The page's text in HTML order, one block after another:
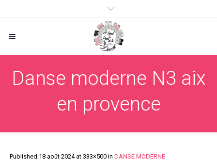
Danse moderne N3 aix
en provence
Published 18 août 2024at 333×500 in DANSE MODERNE